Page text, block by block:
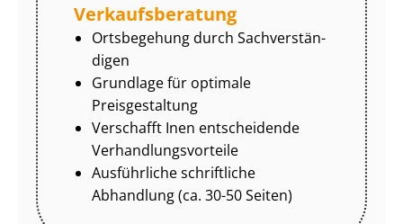
Ver­kaufs­be­ra­tung
Ortsbegehung durch Sach­ver­stän­
di­gen
Grundlage für optimale
Preisgestaltung
Verschafft Inen entscheidende
Ver­hand­lungs­vor­tei­le
Ausführliche schriftliche
Abhandlung (ca. 30-50 Seiten)